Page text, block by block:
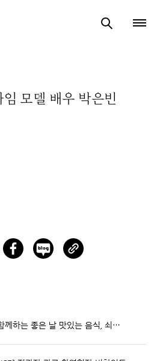
모델 배우 박은빈
정관장과 함께하는 좋은 날 맛있는 음식, 쇠고기 홍삼 솥밥